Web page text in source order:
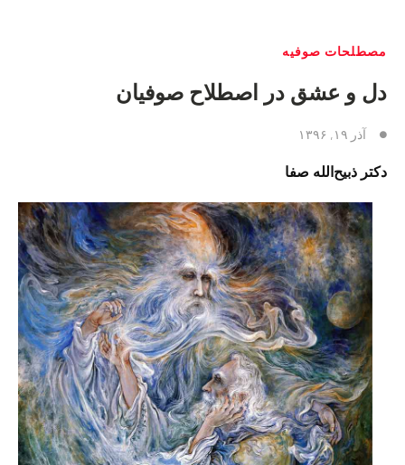
مصطلحات صوفیه
دل و عشق در اصطلاح صوفیان
آذر ۱۹, ۱۳۹۶
دکتر ذبیح‌الله صفا